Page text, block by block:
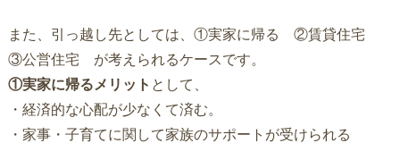
また、引っ越し先としては、①実家に帰る ②賃貸住宅
③公営住宅 が考えられるケースです。
①実家に帰るメリット として、
・経済的な心配が少なくて済む。
・家事・子育てに関して家族のサポートが受けられる